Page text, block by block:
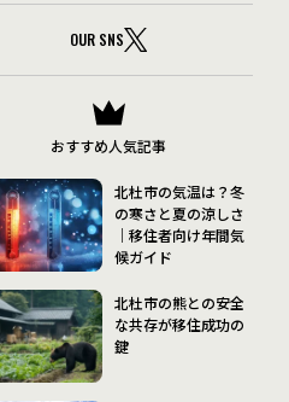
OUR SNS
おすすめ人気記事
北杜市の気温は？冬
の寒さと夏の涼しさ
｜移住者向け年間気
候ガイド
北杜市の熊との安全
な共存が移住成功の
鍵